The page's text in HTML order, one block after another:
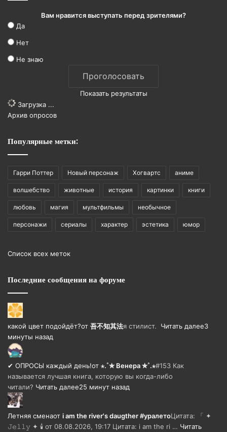
Вам нравится выступать перед зрителями?
Да
Нет
Не знаю
Показать результаты
Загрузка ...
Архив опросов
Популярные метки:
Гарри Поттер Новый персонаж Хогвартс аниме
волшебство животные история картинки книги
любовь магия мультфильмы необычное
персонажи сериалы характер эстетика юмор
Список всех меток
Последние сообщения на форуме
какой цвет подойдёт?от 吾不知其法я стилист. Читать далее3
минуты назад
✔ ОПРОСЫ каждый день!от ⋆.˚✮ Венера ✮˚.⋆#153 Как
называется лучшая книга, которую вы когда-либо
читали? Читать далее25 минут назад
Летняя сменаот i am the river's daugther #уралетоЦитата: 「 ✦
𝙹𝚎𝚕𝚕𝚢 ✦ 🕯️ от 08.08.2026, 19:17 Цитата: i am the ri … Читать